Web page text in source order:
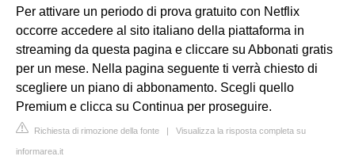
Per attivare un periodo di prova gratuito con Netflix
occorre accedere al sito italiano della piattaforma in
streaming da questa pagina e cliccare su Abbonati gratis
per un mese. Nella pagina seguente ti verrà chiesto di
scegliere un piano di abbonamento. Scegli quello
Premium e clicca su Continua per proseguire.
Richiesta di rimozione della fonte | Visualizza la risposta completa su
informarea.it